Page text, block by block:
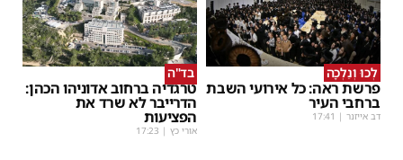
לְכוּ וְנֵלְכָה
פרשת ראה: כל אירועי השבת
ברחבי העיר
דב אייזנר |
17:41
בד"ה
טרגדיה ברחוב אדוניהו הכהן:
הדרייבר לא שרד את
הפציעות
אורי כץ |
17:23